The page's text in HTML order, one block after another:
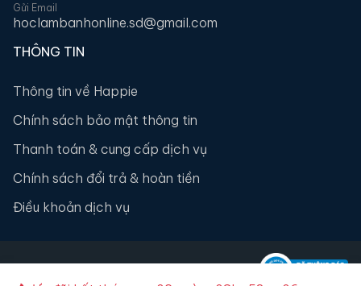
Gửi Email
hoclambanhonline.sd@gmail.com
THÔNG TIN
Thông tin về Happie
Chính sách bảo mật thông tin
Thanh toán & cung cấp dịch vụ
Chính sách đổi trả & hoàn tiền
Điều khoản dịch vụ